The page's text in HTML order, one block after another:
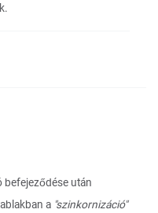
befejeződése után
a "szinkornizáció"